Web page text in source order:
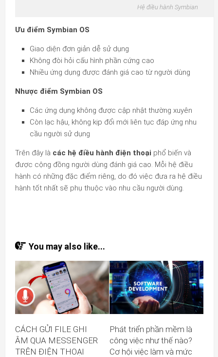
Hệ điều hành Symbian
Ưu điểm Symbian OS
Giao diện đơn giản dễ sử dụng
Không đòi hỏi cấu hình phần cứng cao
Nhiều ứng dụng được đánh giá cao từ người dùng
Nhược điểm Symbian OS
Các ứng dụng không được cập nhật thường xuyên
Còn lạc hậu, không kịp đổi mới liên tục đáp ứng nhu
cầu người sử dụng
Trên đây là các hệ điều hành điện thoại phổ biến và
được cộng đồng người dùng đánh giá cao. Mỗi hệ điều
hành có những đặc điểm riêng, do đó việc đưa ra hệ điều
hành tốt nhất sẽ phụ thuộc vào nhu cầu người dùng.
You may also like...
CÁCH GỬI FILE GHI
ÂM QUA MESSENGER
TRÊN ĐIỆN THOẠI
Phát triển phần mềm là
công việc như thế nào?
Cơ hội việc làm và mức